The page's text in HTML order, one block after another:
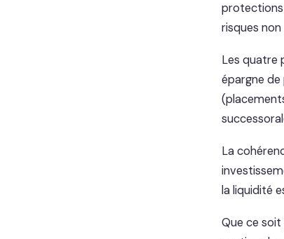
protections
risques
Les quatre
épargne
La
la liquidité
Que ce